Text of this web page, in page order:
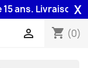
Livraison 48H
X
shopping_cart (0)
